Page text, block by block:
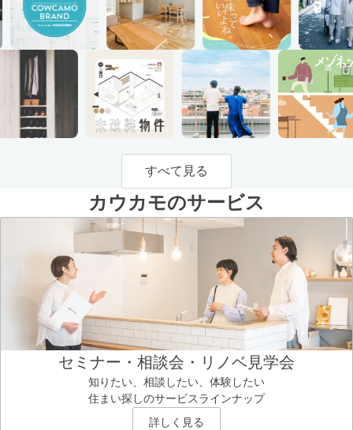
すべて見る
カウカモのサービス
セミナー・相談会・リノベ見学会
知りたい、相談したい、体験したい
住まい探しのサービスラインナップ
詳しく見る